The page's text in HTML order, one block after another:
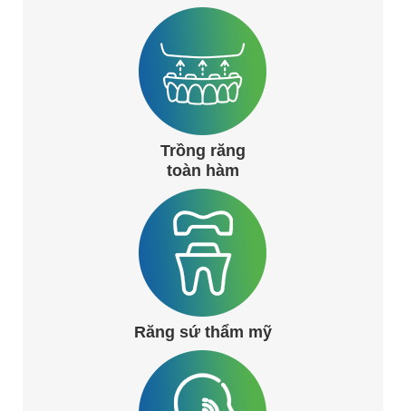
Trồng răng
toàn hàm
Răng sứ thẩm mỹ